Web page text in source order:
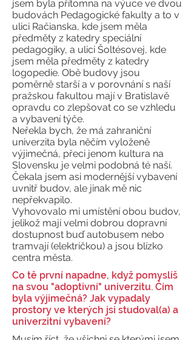
jsem byla přítomna na výuce ve dvou
budovách Pedagogické fakulty a to v
ulici Račianska, kde jsem měla
předměty z katedry speciální
pedagogiky, a ulici Šoltésovej, kde
jsem měla předměty z katedry
logopedie. Obě budovy jsou
poměrně starší a v porovnání s naší
pražskou fakultou mají v Bratislavě
opravdu co zlepšovat co se vzhledu
a vybavení týče.
Neřekla bych, že má zahraniční
univerzita byla něčím vyloženě
výjimečná, přeci jenom kultura na
Slovensku je velmi podobná té naší.
Čekala jsem asi modernější vybavení
uvnitř budov, ale jinak mě nic
nepřekvapilo.
Vyhovovalo mi umístění obou budov,
jelikož mají velmi dobrou dopravní
dostupnost buď autobusem nebo
tramvají (električkou) a jsou blízko
centra města.
Co tě první napadne, když pomyslíš
na svou "adoptivní" univerzitu. Čím
byla výjimečná? Jak vypadaly
prostory ve kterých jsi studoval(a) a
univerzitní vybavení?